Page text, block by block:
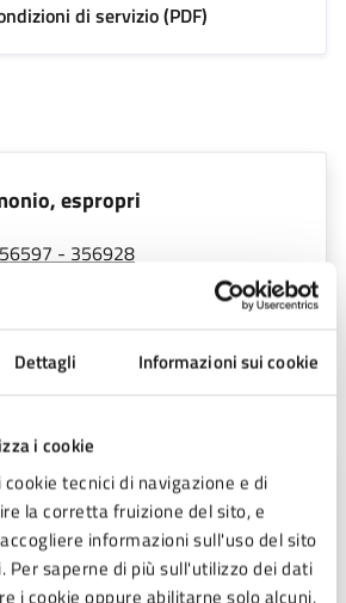
Dettagli Informazioni sui cookie
i cookie
tecnici di navigazione e di
la corretta fruizione del sito, e
informazioni sull'uso del sito
Per saperne di più sull'utilizzo dei dati
i cookie oppure abilitarne solo alcuni,
di servizio (PDF)
espropri
- 356928
responsabile
Espropri
10, Cesena (FC),